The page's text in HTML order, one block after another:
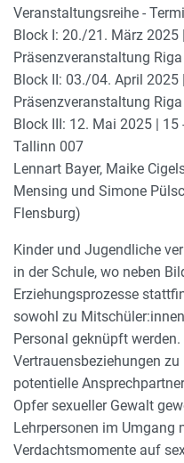
Veranstaltungsreihe -
Block I: 20./21. März 2025
Präsenzveranstaltung
Block II: 03./04. April 2025
Präsenzveranstaltung
Block III: 12. Mai 2025 |
Tallinn 007
Lennart Bayer, Maike
Mensing und Simone
Flensburg)
Kinder und Jugendliche
in der Schule, wo neben
Erziehungsprozesse
sowohl zu
Personal geknüpft
Vertrauensbeziehungen
potentielle
Opfer sexueller Gewalt
Lehrpersonen im Umgang
Verdachtsmomente auf